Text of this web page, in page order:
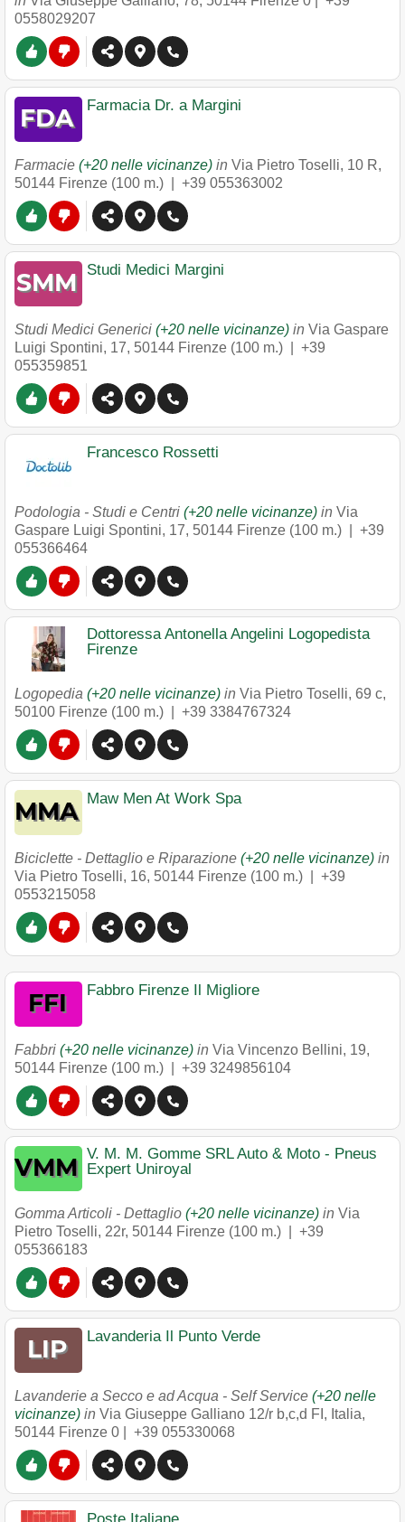
0558029207
Farmacia Dr. a Margini
Farmacie (+20 nelle vicinanze) in Via Pietro Toselli, 10 R,
50144 Firenze (100 m.) | +39 055363002
Studi Medici Margini
Studi Medici Generici (+20 nelle vicinanze) in Via Gaspare
Luigi Spontini, 17, 50144 Firenze (100 m.) | +39
055359851
Francesco Rossetti
Podologia - Studi e Centri (+20 nelle vicinanze) in Via
Gaspare Luigi Spontini, 17, 50144 Firenze (100 m.) | +39
055366464
Dottoressa Antonella Angelini Logopedista
Firenze
Logopedia (+20 nelle vicinanze) in Via Pietro Toselli, 69 c,
50100 Firenze (100 m.) | +39 3384767324
Maw Men At Work Spa
Biciclette - Dettaglio e Riparazione (+20 nelle vicinanze) in
Via Pietro Toselli, 16, 50144 Firenze (100 m.) | +39
0553215058
Fabbro Firenze Il Migliore
Fabbri (+20 nelle vicinanze) in Via Vincenzo Bellini, 19,
50144 Firenze (100 m.) | +39 3249856104
V. M. M. Gomme SRL Auto & Moto - Pneus
Expert Uniroyal
Gomma Articoli - Dettaglio (+20 nelle vicinanze) in Via
Pietro Toselli, 22r, 50144 Firenze (100 m.) | +39
055366183
Lavanderia Il Punto Verde
Lavanderie a Secco e ad Acqua - Self Service (+20 nelle
vicinanze) in Via Giuseppe Galliano 12/r b,c,d FI, Italia,
50144 Firenze 0 | +39 055330068